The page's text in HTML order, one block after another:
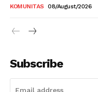
KOMUNITAS 08/August/2026
Subscribe